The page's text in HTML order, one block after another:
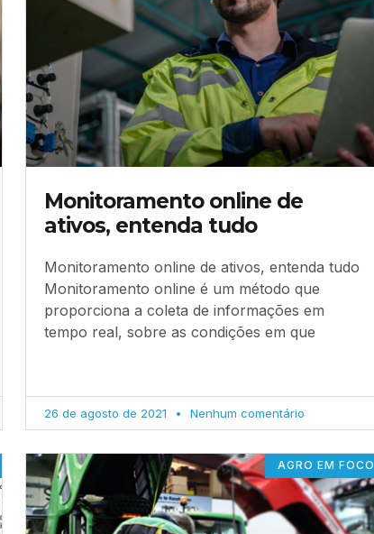
Monitoramento online de
ativos, entenda tudo
Monitoramento online de ativos, entenda tudo
Monitoramento online é um método que
proporciona a coleta de informações em
tempo real, sobre as condições em que
26 de agosto de 2021 Nenhum comentário
AGRO EM FOCO